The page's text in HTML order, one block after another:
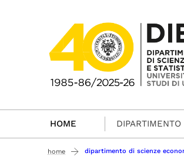
HOME DIPARTIMENTO
home dipartimento di scienze